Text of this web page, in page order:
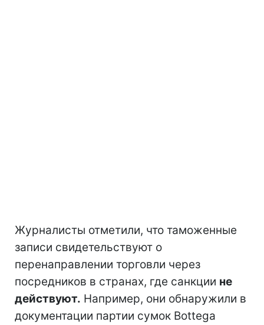
Журналисты отметили, что таможенные
записи свидетельствуют о
перенаправлении торговли через
посредников в странах, где санкции не
действуют. Например, они обнаружили в
документации партии сумок Bottega